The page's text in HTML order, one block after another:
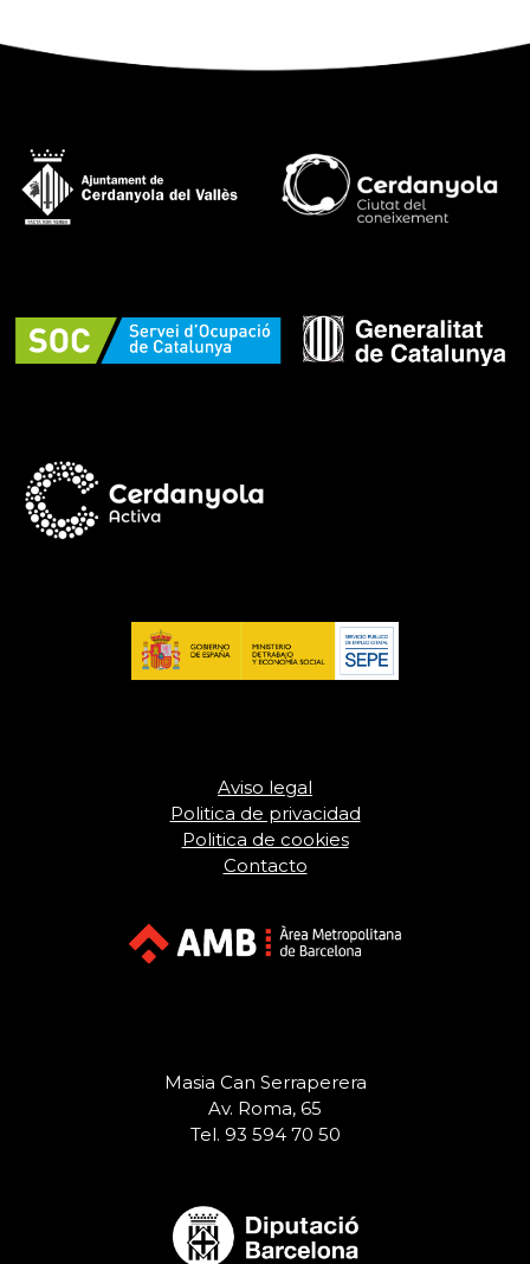
Aviso legal
Politica de privacidad
Politica de cookies
Contacto
Masia Can Serraperera
Av. Roma, 65
Tel. 93 594 70 50